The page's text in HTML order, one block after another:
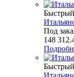
Под
148